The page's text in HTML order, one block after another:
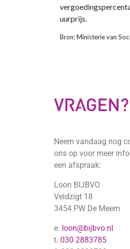
uurprijs.
Bron: Ministerie van
Neem vandaag nog
ons op voor meer
een afspraak:
Loon BIJBVO
Veldzigt 18
3454 PW De Meern
e. loon@bijbvo.nl
t. 030 2883785